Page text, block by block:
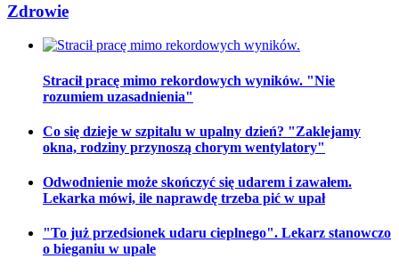
Zdrowie
Stracił pracę mimo rekordowych wyników. "Nie
rozumiem uzasadnienia"
Co się dzieje w szpitalu w upalny dzień? "Zaklejamy
okna, rodziny przynoszą chorym wentylatory"
Odwodnienie może skończyć się udarem i zawałem.
Lekarka mówi, ile naprawdę trzeba pić w upał
"To już przedsionek udaru cieplnego". Lekarz stanowczo
o bieganiu w upale